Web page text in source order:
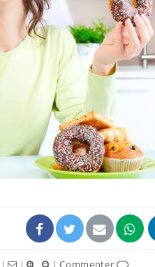
| | |Commenter
Grossesse et
que dit la science
Le smartphone
l'apprentissage de
lecture ?
Mordue par une
vacances, elle reste
le coma pendant